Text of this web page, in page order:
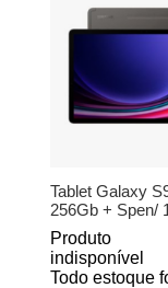
Tablet Galaxy
256Gb + Spen/
Produto
indisponível
Todo estoque